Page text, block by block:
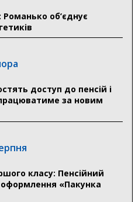
Романько об’єднує
доступ до пенсій і
за новим
класу: Пенсійний
«Пакунка